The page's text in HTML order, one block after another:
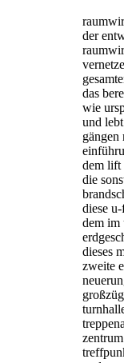
der
das
wie
und
gängen
dem lift
die
diese
dem im
dieses
zweite